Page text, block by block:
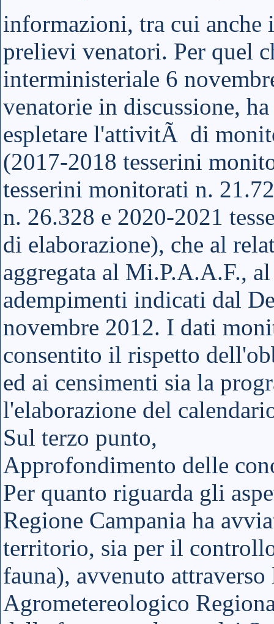
informazioni, tra cui anche
prelievi venatori. Per quel
interministeriale 6
venatorie in discussione,
espletare l'attivitÃ di
(2017-2018 tesserini
tesserini monitorati n.
n. 26.328 e 2020-2021
di elaborazione), che al
aggregata al Mi.P.A.A.F.,
adempimenti indicati dal
novembre 2012. I dati
consentito il rispetto
ed ai censimenti sia la
l'elaborazione del
Sul terzo punto,
Approfondimento delle
Per quanto riguarda gli
Regione Campania ha
territorio, sia per il
fauna), avvenuto
Agrometereologico